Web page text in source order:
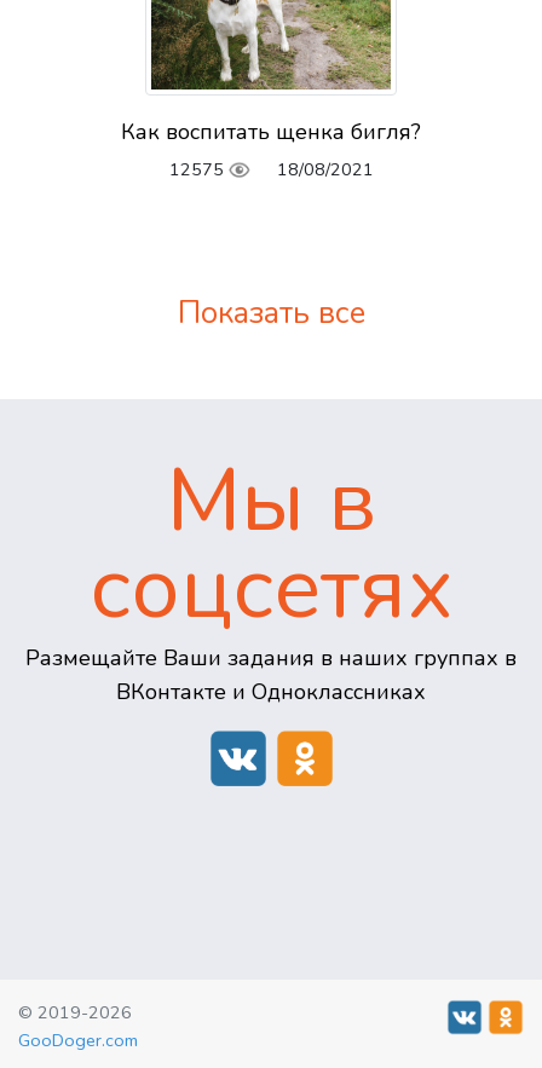
Как воспитать щенка бигля?
12575 18/08/2021
Показать все
Мы в
соцсетях
Размещайте Ваши задания в наших группах в
ВКонтакте и Одноклассниках
© 2019-2026
GooDoger.com